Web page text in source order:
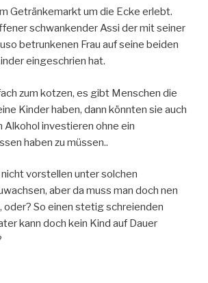
Getränkemarkt um die Ecke erlebt.
schwankender Assi der mit seiner
betrunkenen Frau auf seine beiden
eingeschrien hat.
zum kotzen, es gibt Menschen die
Kinder haben, dann könnten sie auch
Alkohol investieren ohne ein
haben zu müssen..
nicht vorstellen unter solchen
aber da muss man doch nen
oder? So einen stetig schreienden
kann doch kein Kind auf Dauer